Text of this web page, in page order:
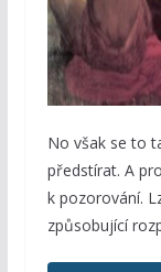
No však se to
předstírat. A
k pozorování.
způsobující